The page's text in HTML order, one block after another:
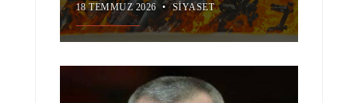
18 TEMMUZ 2026 • SIYASET